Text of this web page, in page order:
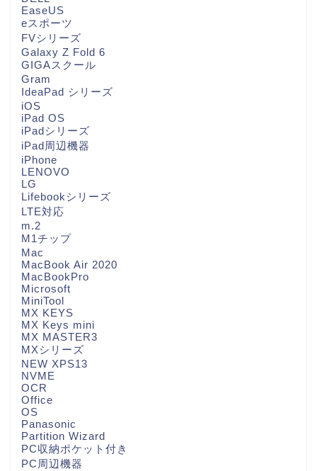
EaseUS
eスポーツ
FVシリーズ
Galaxy Z Fold 6
GIGAスクール
Gram
IdeaPad シリーズ
iOS
iPad OS
iPadシリーズ
iPad周辺機器
iPhone
LENOVO
LG
Lifebookシリーズ
LTE対応
m.2
M1チップ
Mac
MacBook Air 2020
MacBookPro
Microsoft
MiniTool
MX KEYS
MX Keys mini
MX MASTER3
MXシリーズ
NEW XPS13
NVME
OCR
Office
OS
Panasonic
Partition Wizard
PC収納ポケット付き
PC周辺機器